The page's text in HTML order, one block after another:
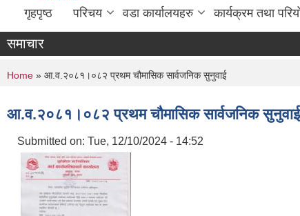
गृहपृष्ठ परिचय वडा कार्यालयहरु कार्यक्रम तथा
समाचार
You are here
Home » आ.व.२०८१।०८२ प्रथम चौमासिक सार्वजनिक सुनुवाई
आ.व.२०८१।०८२ प्रथम चौमासिक सार्वजनिक सुनुवाई
Submitted on: Tue, 12/10/2024 - 14:52